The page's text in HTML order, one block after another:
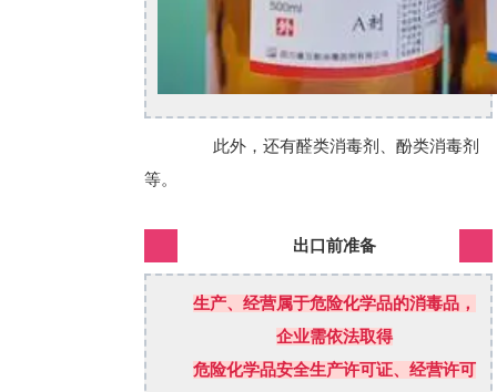
此外，还有醛类消毒剂、酚类消毒剂
等。
出口前准备
生产、经营属于危险化学品的消毒品，
企业需依法取得
危险化学品安全生产许可证、经营许可